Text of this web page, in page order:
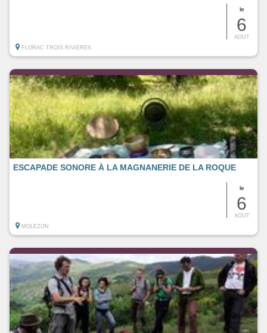
le
6
AOUT
FLORAC TROIS RIVIERES
le
6
AOUT
ESCAPADE SONORE À LA MAGNANERIE DE LA ROQUE
MOLEZON